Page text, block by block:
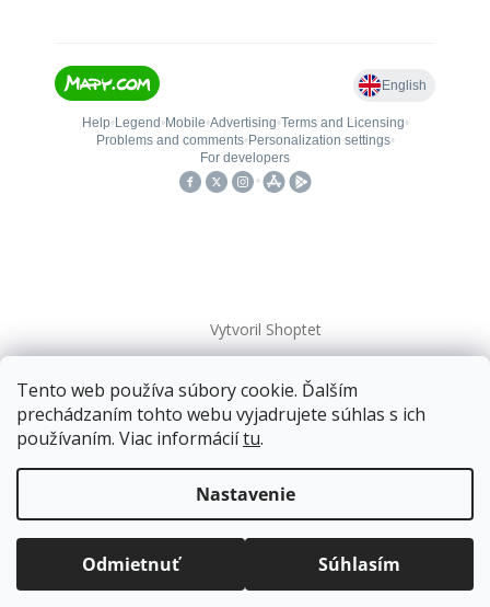
Tento web používa súbory cookie. Ďalším
prechádzaním tohto webu vyjadrujete súhlas s ich
používaním. Viac informáciítu.
Nastavenie
Odmietnuť Súhlasím
Doprava zadarmopre balíkové zásielky v hodnote
nad120 EUR*.
Balíky zasielame už od4 EUR.
ZRÝCHĽUJEME.
Vytvoril Shoptet
Copyright 2026kovanieplus. Všetky práva vyhradené.